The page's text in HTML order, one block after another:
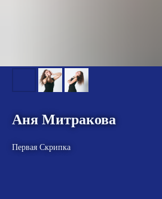
Аня Митракова
Первая Скрипка